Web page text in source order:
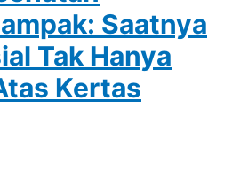
Saatnya
Tak Hanya
Kertas